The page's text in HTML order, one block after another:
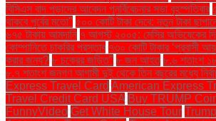
বিসিএস বাদ পড়াদের আবেদন পুনর্বিবেচনার সভা বৃহস্পতিবার
থাকবে পূর্বের মতো" ৫০০ কোটি টাকা দেবে: নতুন টাকা
৬৭৫ টাকায় আমদানি ৭ আগস্ট ২০০৫: মেসির অভিষেকের
কোম্পানিতে চাকরির প্রস্তাব ৭৩০ কোটি টাকার ‘প্রবাসী
করার জন্য? ৮ চক্রের জড়িত" ৮ জন আহত ৮.৬ শতাংশ ১৮
৮.৭ শতাংশ জনগণ আগামী দুই থেকে তিন বছরের মধ্যে
Express Travel Card American Express
Travel Credit Card USA Buy TRUMP
FunnyVideo Get White House Tour